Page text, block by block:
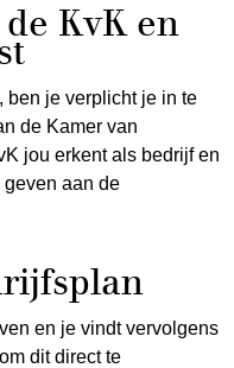
KvK en
ben je verplicht je in te
de Kamer van
jou erkent als bedrijf en
geven aan de
en je vindt vervolgens
dit direct te